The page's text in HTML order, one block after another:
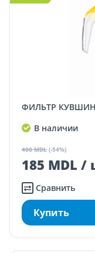
ФИЛЬТР
В наличии
400 MDL (-54%)
185 MDL /
Сравнить
Купить